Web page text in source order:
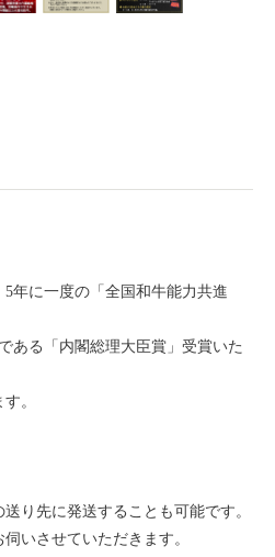
年に一度の「全国和牛能力共進
ある「内閣総理大臣賞」受賞いた
。
り先に発送することも可能です。
いさせていただきます。